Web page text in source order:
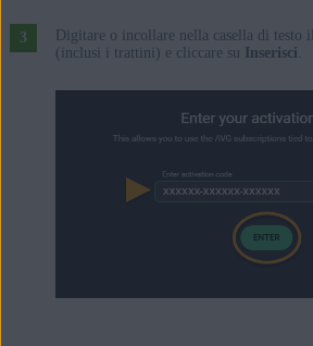
Digitare o incollare nella casella di testo il
(inclusi i trattini) e cliccare su
Inserisci.